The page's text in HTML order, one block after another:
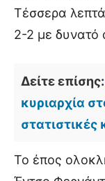
Τέσσερα
2-2 με δυνατό
Δείτε επίσης:
κυριαρχία
στατιστικές
Το έπος